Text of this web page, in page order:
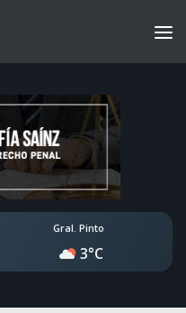
Gral. Pinto
3°C